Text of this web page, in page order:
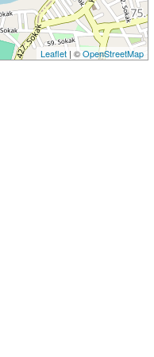
Leaflet| ©OpenStreetMap